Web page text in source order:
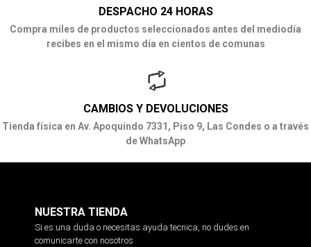
DESPACHO 24 HORAS
Compra miles de productos seleccionados antes del mediodía
recibes en el mismo día en cientos de comunas
CAMBIOS Y DEVOLUCIONES
Tienda física en Av. Apoquindo 7331, Piso 9, Las Condes o a través
de WhatsApp
NUESTRA TIENDA
Si es una duda o necesitas ayuda tecnica, no dudes en
comunicarte con nosotros